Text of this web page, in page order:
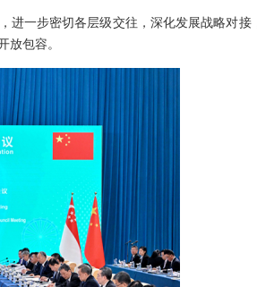
进一步密切各层级交往，深化发展战略对接
放包容。